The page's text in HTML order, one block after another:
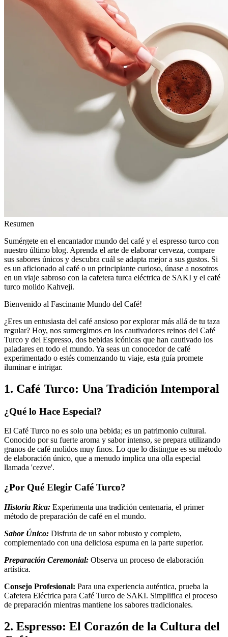
Resumen
Sumérgete en el encantador mundo del café y el espresso turco con
nuestro último blog. Aprenda el arte de elaborar cerveza, compare
sus sabores únicos y descubra cuál se adapta mejor a sus gustos. Si
es un aficionado al café o un principiante curioso, únase a nosotros
en un viaje sabroso con la cafetera turca eléctrica de SAKI y el café
turco molido Kahveji.
Bienvenido al Fascinante Mundo del Café!
¿Eres un entusiasta del café ansioso por explorar más allá de tu taza
regular? Hoy, nos sumergimos en los cautivadores reinos del Café
Turco y del Espresso, dos bebidas icónicas que han cautivado los
paladares en todo el mundo. Ya seas un conocedor de café
experimentado o estés comenzando tu viaje, esta guía promete
iluminar e intrigar.
1. Café Turco: Una Tradición Intemporal
¿Qué lo Hace Especial?
El Café Turco no es solo una bebida; es un patrimonio cultural.
Conocido por su fuerte aroma y sabor intenso, se prepara utilizando
granos de café molidos muy finos. Lo que lo distingue es su método
de elaboración único, que a menudo implica una olla especial
llamada 'cezve'.
¿Por Qué Elegir Café Turco?
Historia Rica: Experimenta una tradición centenaria, el primer
método de preparación de café en el mundo.
Sabor Único: Disfruta de un sabor robusto y completo,
complementado con una deliciosa espuma en la parte superior.
Preparación Ceremonial: Observa un proceso de elaboración
artística.
Consejo Profesional: Para una experiencia auténtica, prueba la
Cafetera Eléctrica para Café Turco de SAKI. Simplifica el proceso
de preparación mientras mantiene los sabores tradicionales.
2. Espresso: El Corazón de la Cultura del